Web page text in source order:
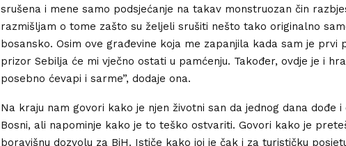
srušena i mene samo podsjećanje na takav monstruozan čin
razmišljam o tome zašto su željeli srušiti nešto tako originalno
bosansko. Osim ove građevine koja me zapanjila kada sam je prvi
prizor Sebilja će mi vječno ostati u pamćenju. Također, ovdje je i
posebno ćevapi i sarme”, dodaje ona.
Na kraju nam govori kako je njen životni san da jednog dana dođe i
Bosni, ali napominje kako je to teško ostvariti. Govori kako je
boravišnu dozvolu za BiH. Ističe kako joj je čak i za turističku